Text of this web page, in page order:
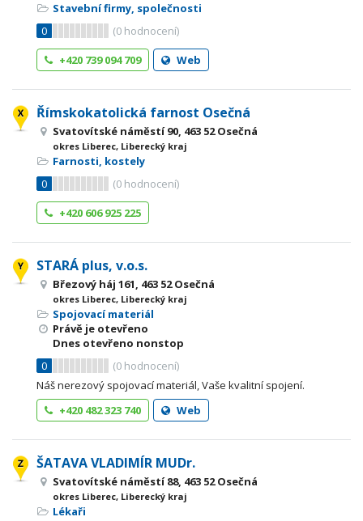
Stavební firmy, společnosti
0
(0 hodnocení)
+420 739 094 709
Web
Římskokatolická farnost Osečná
Svatovítské náměstí 90, 463 52 Osečná
okres Liberec, Liberecký kraj
Farnosti, kostely
0
(0 hodnocení)
+420 606 925 225
STARÁ plus, v.o.s.
Březový háj 161, 463 52 Osečná
okres Liberec, Liberecký kraj
Spojovací materiál
Právě je otevřeno
Dnes otevřeno nonstop
0
(0 hodnocení)
Náš nerezový spojovací materiál, Vaše kvalitní spojení.
+420 482 323 740
Web
ŠATAVA VLADIMÍR MUDr.
Svatovítské náměstí 88, 463 52 Osečná
okres Liberec, Liberecký kraj
Lékaři